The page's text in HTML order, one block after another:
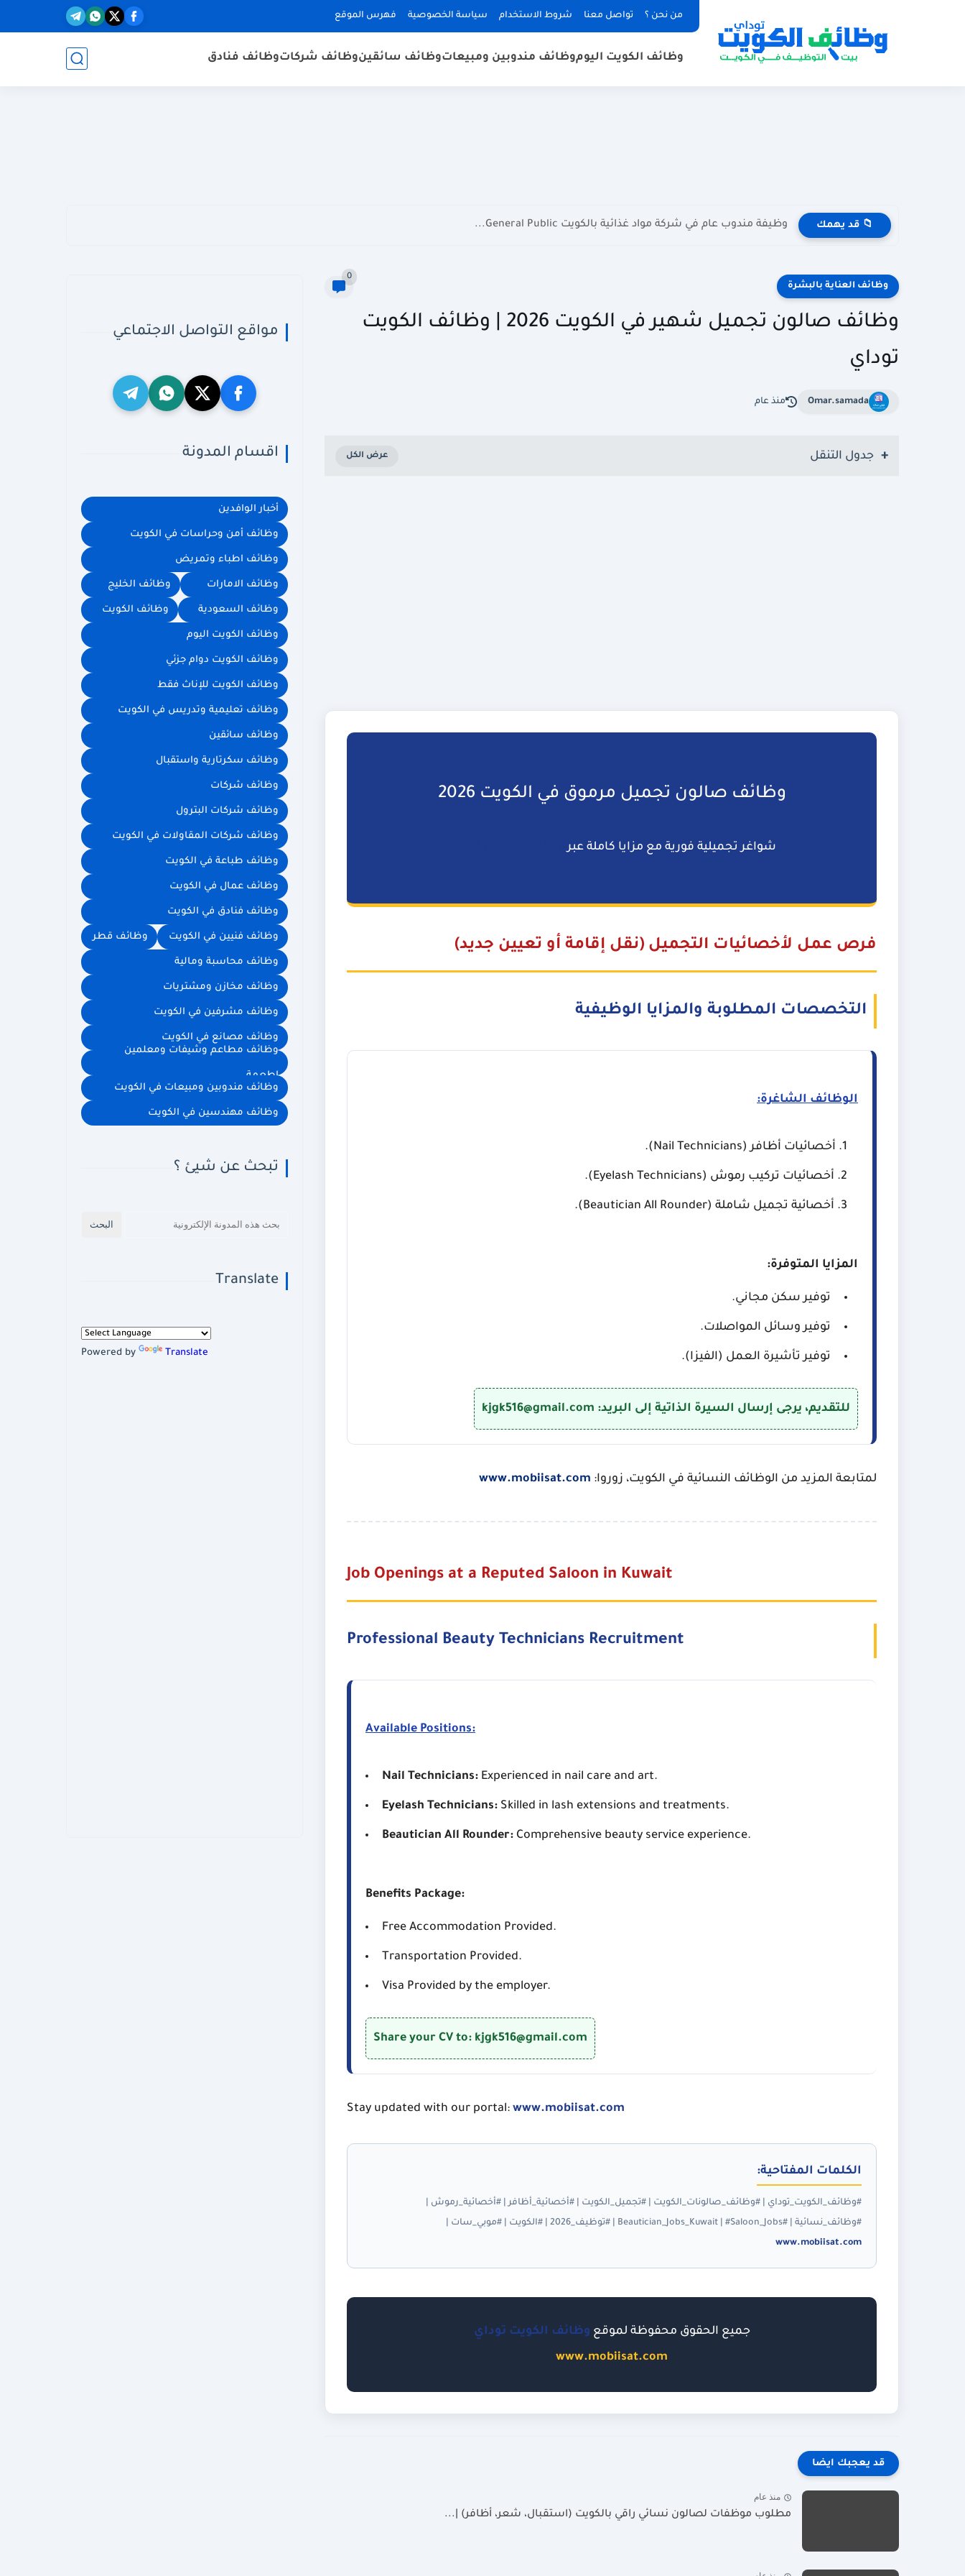
من نحن ؟ تواصل معنا شروط الاستخدام سياسة الخصوصية فهرس الموقع
وظائف الكويت اليوموظائف مندوبين ومبيعاتوظائف سائقينوظائف شركاتوظائف فنادق
📁 قد يهمك وظيفة مندوب عام في شركة مواد غذائية بالكويت General Public...
وظائف العناية بالبشرة
0
وظائف صالون تجميل شهير في الكويت 2026 | وظائف الكويت
توداي
Omar.samada منذ عام
جدول التنقل
وظائف صالون تجميل مرموق في الكويت 2026
شواغر تجميلية فورية مع مزايا كاملة عبر
فرص عمل لأخصائيات التجميل (نقل إقامة أو تعيين جديد)
التخصصات المطلوبة والمزايا الوظيفية
الوظائف الشاغرة:
أخصائيات أظافر (Nail Technicians).
أخصائيات تركيب رموش (Eyelash Technicians).
أخصائية تجميل شاملة (Beautician All Rounder).
المزايا المتوفرة:
توفير سكن مجاني.
توفير وسائل المواصلات.
توفير تأشيرة العمل (الفيزا).
للتقديم، يرجى إرسال السيرة الذاتية إلى البريد: kjgk516@gmail.com
لمتابعة المزيد من الوظائف النسائية في الكويت، زوروا: www.mobiisat.com
Job Openings at a Reputed Saloon in Kuwait
Professional Beauty Technicians Recruitment
Available Positions:
Nail Technicians: Experienced in nail care and art.
Eyelash Technicians: Skilled in lash extensions and treatments.
Beautician All Rounder: Comprehensive beauty service experience.
Benefits Package:
Free Accommodation Provided.
Transportation Provided.
Visa Provided by the employer.
Share your CV to: kjgk516@gmail.com
Stay updated with our portal: www.mobiisat.com
الكلمات المفتاحية:
#وظائف_الكويت_توداي | #وظائف_صالونات_الكويت | #تجميل_الكويت | #أخصائية_أظافر | #أخصائية_رموش |
#وظائف_نسائية | #Beautician_Jobs_Kuwait | #Saloon_Jobs | #توظيف_2026 | #الكويت | #موبي_سات |
www.mobiisat.com
جميع الحقوق محفوظة لموقع وظائف الكويت توداي
www.mobiisat.com
قد يعجبك ايضا
منذ عام
مطلوب موظفات لصالون نسائي راقي بالكويت (استقبال، شعر، أظافر) |...
مواقع التواصل الاجتماعي
اقسام المدونة
أخبار الوافدين
وظائف أمن وحراسات في الكويت
وظائف اطباء وتمريض
وظائف الامارات وظائف الخليج
وظائف السعودية وظائف الكويت
وظائف الكويت اليوم
وظائف الكويت دوام جزئي
وظائف الكويت للإناث فقط
وظائف تعليمية وتدريس في الكويت
وظائف سائقين
وظائف سكرتارية واستقبال
وظائف شركات
وظائف شركات البترول
وظائف شركات المقاولات في الكويت
وظائف طباعة في الكويت
وظائف عمال في الكويت
وظائف فنادق في الكويت
وظائف فنيين في الكويت وظائف قطر
وظائف محاسبة ومالية
وظائف مخازن ومشتريات
وظائف مشرفين في الكويت
وظائف مصانع في الكويت
وظائف مطاعم وشيفات ومعلمين
اطعمة
وظائف مندوبين ومبيعات في الكويت
وظائف مهندسين في الكويت
تبحث عن شيئ ؟
Translate
Powered by Translate